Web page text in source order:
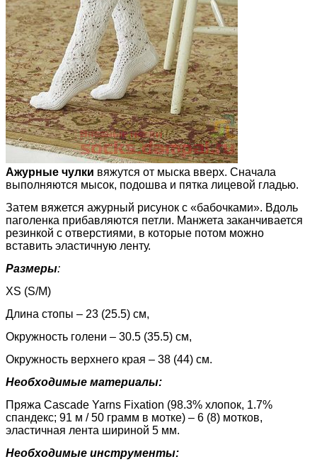
Ажурные чулки вяжутся от мыска вверх. Сначала
выполняются мысок, подошва и пятка лицевой гладью.
Затем вяжется ажурный рисунок с «бабочками». Вдоль
паголенка прибавляются петли. Манжета заканчивается
резинкой с отверстиями, в которые потом можно
вставить эластичную ленту.
Размеры:
XS (S/M)
Длина стопы – 23 (25.5) см,
Окружность голени – 30.5 (35.5) см,
Окружность верхнего края – 38 (44) см.
Необходимые материалы:
Пряжа Cascade Yarns Fixation (98.3% хлопок, 1.7%
спандекс; 91 м / 50 грамм в мотке) – 6 (8) мотков,
эластичная лента шириной 5 мм.
Необходимые инструменты: